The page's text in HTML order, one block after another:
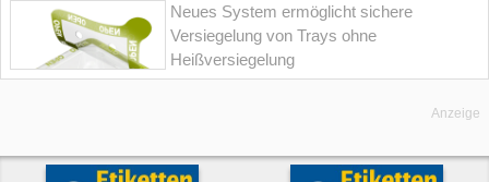
Neues System ermöglicht sichere
Versiegelung von Trays ohne
Heißversiegelung
Anzeige